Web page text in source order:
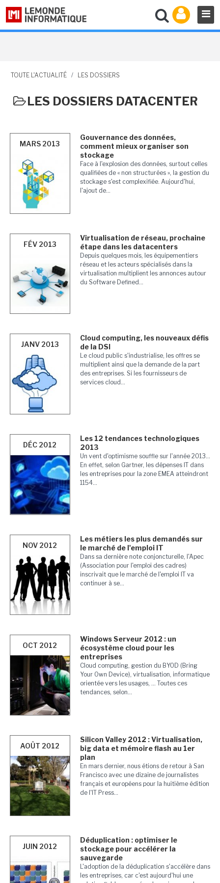
TOUTE L'ACTUALITÉ / LES DOSSIERS
LES DOSSIERS DATACENTER
MARS 2013
Gouvernance des données,
comment mieux organiser son
stockage
Face à l'explosion des données, surtout celles
qualifiées de « non structurées », la gestion du
stockage s'est complexifiée. Aujourd'hui,
l'ajout de...
FÉV 2013
Virtualisation de réseau, prochaine
étape dans les datacenters
Depuis quelques mois, les équipementiers
réseau et les acteurs spécialisés dans la
virtualisation multiplient les annonces autour
du Software Defined...
JANV 2013
Cloud computing, les nouveaux défis
de la DSI
Le cloud public s'industrialise, les offres se
multiplient ainsi que la demande de la part
des entreprises. Si les fournisseurs de
services cloud...
DÉC 2012
Les 12 tendances technologiques
2013
Un vent d'optimisme souffle sur l'année 2013...
En effet, selon Gartner, les dépenses IT dans
les entreprises pour la zone EMEA atteindront
1154...
NOV 2012
Les métiers les plus demandés sur
le marché de l'emploi IT
Dans sa dernière note conjoncturelle, l'Apec
(Association pour l'emploi des cadres)
inscrivait que le marché de l'emploi IT va
continuer à se...
OCT 2012
Windows Serveur 2012 : un
écosystème cloud pour les
entreprises
Cloud computing, gestion du BYOD (Bring
Your Own Device), virtualisation, informatique
orientée vers les usages, ... Toutes ces
tendances, selon...
AOÛT 2012
Silicon Valley 2012 : Virtualisation,
big data et mémoire flash au 1er
plan
En mars dernier, nous étions de retour à San
Francisco avec une dizaine de journalistes
français et européens pour la huitième édition
de l'IT Press...
JUIN 2012
Déduplication : optimiser le
stockage pour accélérer la
sauvegarde
L'adoption de la déduplication s'accélère dans
les entreprises, car c'est aujourd'hui une